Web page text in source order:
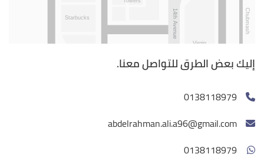
إليك بعض الطرق للتواصل معنا.
0138118979
abdelrahman.ali.a96@gmail.com
0138118979